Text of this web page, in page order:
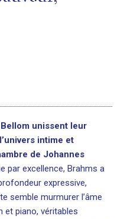
unissent leur
intime et
de Johannes
par excellence, Brahms a
expressive,
semble murmurer l’âme
et piano, véritables